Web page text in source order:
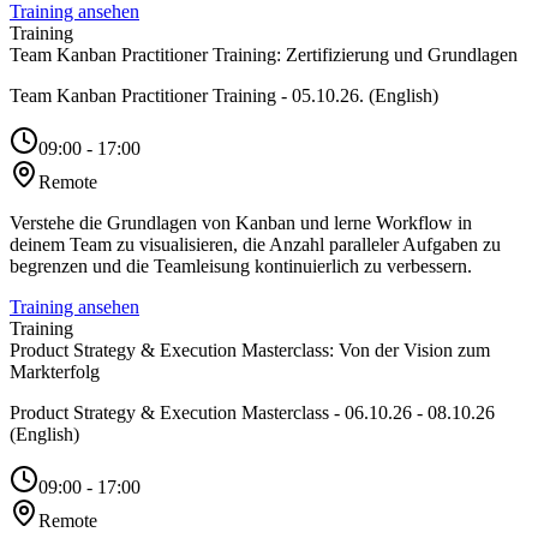
Training ansehen
Training
Team Kanban Practitioner Training: Zertifizierung und Grundlagen
Team Kanban Practitioner Training - 05.10.26. (English)
09:00 - 17:00
Remote
Verstehe die Grundlagen von Kanban und lerne Workflow in
deinem Team zu visualisieren, die Anzahl paralleler Aufgaben zu
begrenzen und die Teamleisung kontinuierlich zu verbessern.
Training ansehen
Training
Product Strategy & Execution Masterclass: Von der Vision zum
Markterfolg
Product Strategy & Execution Masterclass - 06.10.26 - 08.10.26
(English)
09:00 - 17:00
Remote